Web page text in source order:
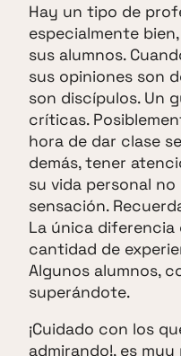
Hay un tipo de
especialmente
sus alumnos.
sus opiniones son
son discípulos. Un
críticas.
hora de dar clase
demás, tener
su vida personal
sensación.
La única
cantidad de
Algunos alumnos,
superándote.
¡Cuidado con los
admirando!, es